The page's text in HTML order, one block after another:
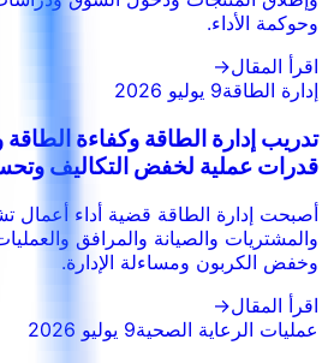
وحوكمة الأداء.
اقرأ المقال→
إدارة الطاقة9 يوليو 2026
تدريب إدارة الطاقة وكفاءة الطاقة
قدرات عملية لخفض التكاليف
أصبحت إدارة الطاقة قضية أداء أعمال
والمشتريات والصيانة والمرافق
وخفض الكربون ومساءلة الإدارة.
اقرأ المقال→
عمليات الرعاية الصحية9 يوليو 2026